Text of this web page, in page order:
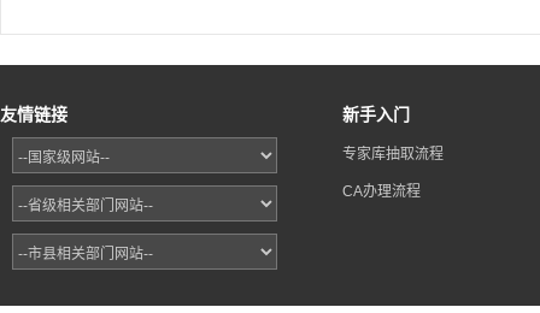
友情链接 新手入门
专家库抽取流程
CA办理流程